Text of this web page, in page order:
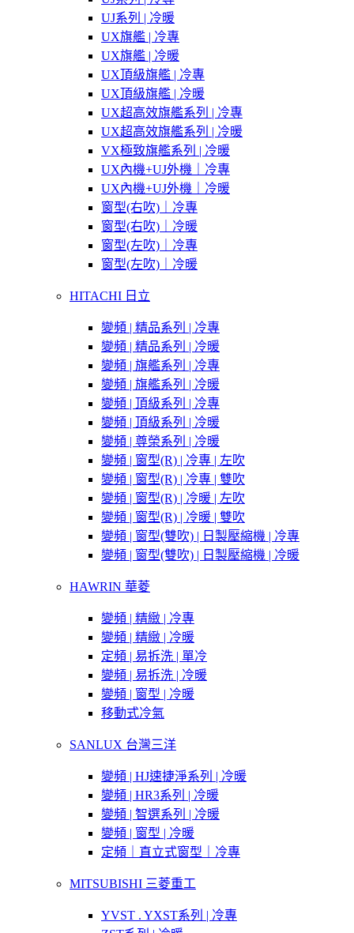
UJ系列 | 冷暖
UX旗艦 | 冷專
UX旗艦 | 冷暖
UX頂級旗艦 | 冷專
UX頂級旗艦 | 冷暖
UX超高效旗艦系列 | 冷專
UX超高效旗艦系列 | 冷暖
VX極致旗艦系列 | 冷暖
UX內機+UJ外機｜冷專
UX內機+UJ外機｜冷暖
窗型(右吹)｜冷專
窗型(右吹)｜冷暖
窗型(左吹)｜冷專
窗型(左吹)｜冷暖
HITACHI 日立
變頻 | 精品系列 | 冷專
變頻 | 精品系列 | 冷暖
變頻 | 旗艦系列 | 冷專
變頻 | 旗艦系列 | 冷暖
變頻 | 頂級系列 | 冷專
變頻 | 頂級系列 | 冷暖
變頻 | 尊榮系列 | 冷暖
變頻 | 窗型(R) | 冷專 | 左吹
變頻 | 窗型(R) | 冷專 | 雙吹
變頻 | 窗型(R) | 冷暖 | 左吹
變頻 | 窗型(R) | 冷暖 | 雙吹
變頻 | 窗型(雙吹) | 日製壓縮機 | 冷專
變頻 | 窗型(雙吹) | 日製壓縮機 | 冷暖
HAWRIN 華菱
變頻 | 精緻 | 冷專
變頻 | 精緻 | 冷暖
定頻 | 易拆洗 | 單冷
變頻 | 易拆洗 | 冷暖
變頻 | 窗型 | 冷暖
移動式冷氣
SANLUX 台灣三洋
變頻 | HJ速捷淨系列 | 冷暖
變頻 | HR3系列 | 冷暖
變頻 | 智選系列 | 冷暖
變頻 | 窗型 | 冷暖
定頻｜直立式窗型｜冷專
MITSUBISHI 三菱重工
YVST . YXST系列 | 冷專